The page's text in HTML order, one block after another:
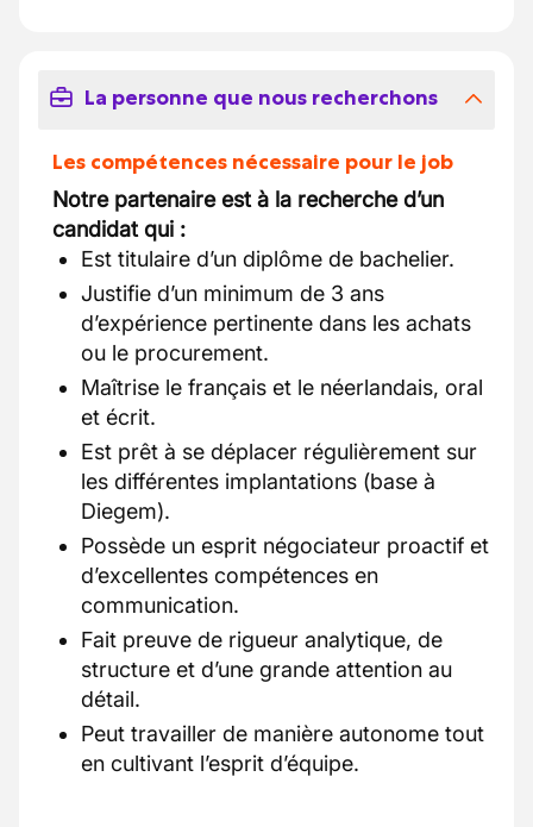
La personne que nous recherchons
Les compétences nécessaire pour le job
Notre partenaire est à la recherche d’un
candidat qui :
Est titulaire d’un diplôme de bachelier.
Justifie d’un minimum de 3 ans
d’expérience pertinente dans les achats
ou le procurement.
Maîtrise le français et le néerlandais, oral
et écrit.
Est prêt à se déplacer régulièrement sur
les différentes implantations (base à
Diegem).
Possède un esprit négociateur proactif et
d’excellentes compétences en
communication.
Fait preuve de rigueur analytique, de
structure et d’une grande attention au
détail.
Peut travailler de manière autonome tout
en cultivant l’esprit d’équipe.